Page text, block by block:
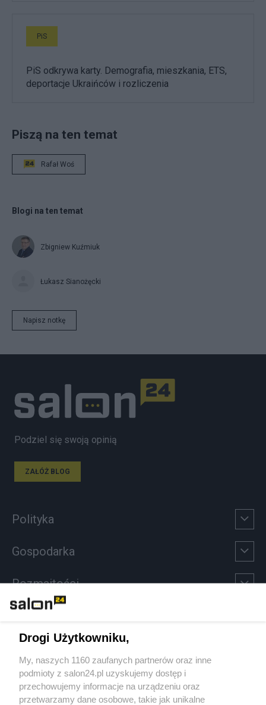
PiS
PiS odkrywa karty. Demografia, mieszkania, ETS,
deportacje Ukraińców i rozliczenia
Piszą na ten temat
Rafał Woś
Blogi na ten temat
Zbigniew Kuźmiuk
Łukasz Sianożęcki
Napisz notkę
Podziel się swoją opinią
ZAŁÓŻ BLOG
Polityka
Gospodarka
Rozmaitości
Sport
Społeczeństwo
Drogi Użytkowniku,
My, naszych 1160 zaufanych partnerów oraz inne
podmioty z salon24.pl uzyskujemy dostęp i
przechowujemy informacje na urządzeniu oraz
przetwarzamy dane osobowe, takie jak unikalne